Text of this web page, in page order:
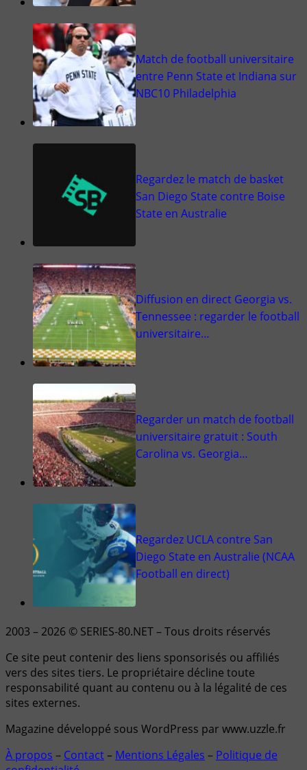
Match de football universitaire
entre Penn State et Indiana sur
NBC10 Philadelphia
Regardez le match de basket
San Diego State contre Boise
State en Australie
Diffusion en direct Georgia vs.
Tennessee : regarder le football
universitaire…
Regarder un match de football
universitaire gratuit : South
Carolina vs. Georgia…
Regardez UCLA contre San
Diego State en Australie (NCAA
Football en direct)
2003 – 2026 © SERIES-80.NET – Tous droits réservés
Ce site peut contenir des liens sponsorisés ou affiliés
vers des sites tiers. Le propriétaire décline toute
responsabilité quant au contenu ou à la légalité de ces
sites externes.
Magazine développé sous WordPress par www.uzzle.fr
À propos – Contact– Mentions Légales – Politique de